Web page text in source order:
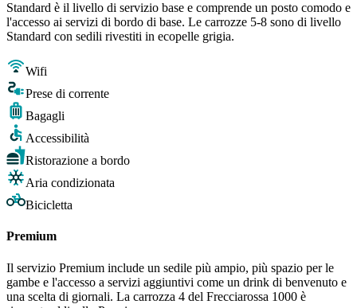
Standard è il livello di servizio base e comprende un posto comodo e
l'accesso ai servizi di bordo di base. Le carrozze 5-8 sono di livello
Standard con sedili rivestiti in ecopelle grigia.
Wifi
Prese di corrente
Bagagli
Accessibilità
Ristorazione a bordo
Aria condizionata
Bicicletta
Premium
Il servizio Premium include un sedile più ampio, più spazio per le
gambe e l'accesso a servizi aggiuntivi come un drink di benvenuto e
una scelta di giornali. La carrozza 4 del Frecciarossa 1000 è